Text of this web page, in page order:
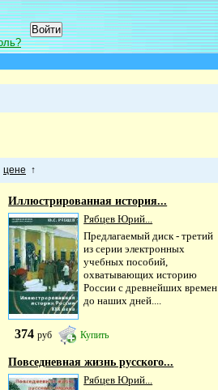
цене ↑
Иллюстрированная история...
Рябцев Юрий...
Предлагаемый диск - третий
из серии электронных
учебных пособий,
охватывающих историю
России с древнейших времен
до наших дней....
374руб Купить
Повседневная жизнь русского...
Рябцев Юрий...